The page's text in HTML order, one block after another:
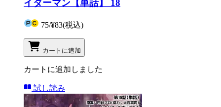
イダーマン【単話】 18
75/¥83(税込)
カートに追加
カートに追加しました
試し読み